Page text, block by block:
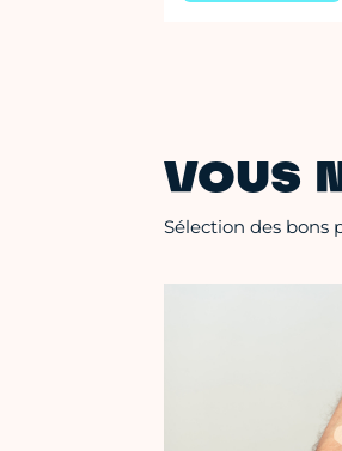
VOUS
Sélection des bons